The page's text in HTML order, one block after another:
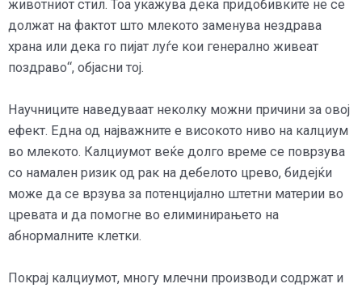
животниот стил. Тоа укажува дека придобивките не се
должат на фактот што млекото заменува нездрава
храна или дека го пијат луѓе кои генерално живеат
поздраво“, објасни тој.
Научниците наведуваат неколку можни причини за овој
ефект. Една од најважните е високото ниво на калциум
во млекото. Калциумот веќе долго време се поврзува
со намален ризик од рак на дебелото црево, бидејќи
може да се врзува за потенцијално штетни материи во
цревата и да помогне во елиминирањето на
абнормалните клетки.
Покрај калциумот, многу млечни производи содржат и